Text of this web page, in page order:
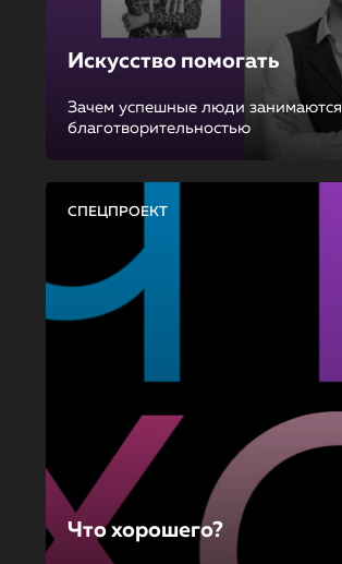
Искусство помогать
Зачем успешные люди занимаются
благотворительностью
СПЕЦПРОЕКТ
Что хорошего?